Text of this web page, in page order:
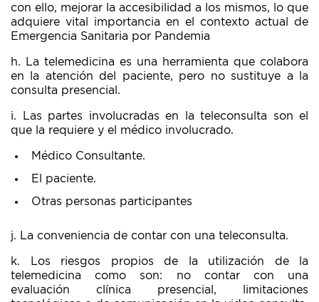
con ello, mejorar la accesibilidad a los mismos, lo que
adquiere vital importancia en el contexto actual de
Emergencia Sanitaria por Pandemia
h. La telemedicina es una herramienta que colabora
en la atención del paciente, pero no sustituye a la
consulta presencial.
i. Las partes involucradas en la teleconsulta son el
que la requiere y el médico involucrado.
Médico Consultante.
El paciente.
Otras personas participantes
j. La conveniencia de contar con una teleconsulta.
k. Los riesgos propios de la utilización de la
telemedicina como son: no contar con una
evaluación clínica presencial, limitaciones